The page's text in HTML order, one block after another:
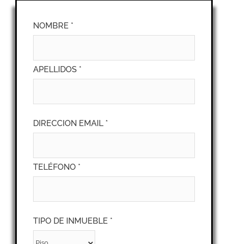
NOMBRE *
APELLIDOS *
DIRECCION EMAIL *
TELÉFONO *
TIPO DE INMUEBLE *